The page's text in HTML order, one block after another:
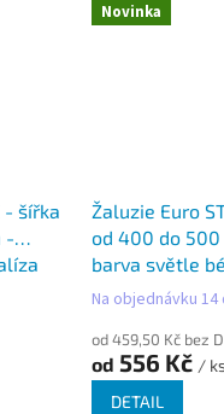
- šířka
-
Novinka
Žaluzie Euro
od 400 do
barva světle
Na objednávku 14
od 459,50 Kč bez
od 556 Kč /
DETAIL